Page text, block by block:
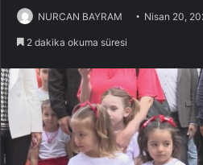
NURCAN BAYRAM Nisan 20,
2 dakika okuma süresi